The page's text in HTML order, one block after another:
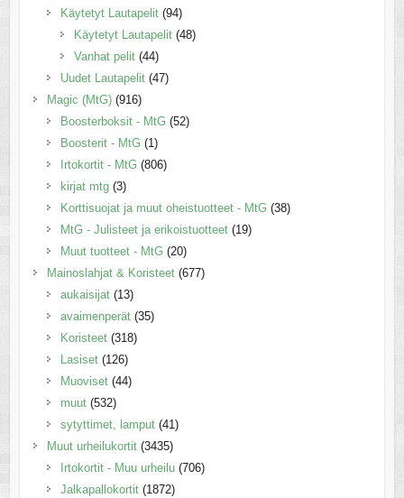
Käytetyt Lautapelit (94)
Käytetyt Lautapelit (48)
Vanhat pelit (44)
Uudet Lautapelit (47)
Magic (MtG) (916)
Boosterboksit - MtG (52)
Boosterit - MtG (1)
Irtokortit - MtG (806)
kirjat mtg (3)
Korttisuojat ja muut oheistuotteet - MtG (38)
MtG - Julisteet ja erikoistuotteet (19)
Muut tuotteet - MtG (20)
Mainoslahjat & Koristeet (677)
aukaisijat (13)
avaimenperät (35)
Koristeet (318)
Lasiset (126)
Muoviset (44)
muut (532)
sytyttimet, lamput (41)
Muut urheilukortit (3435)
Irtokortit - Muu urheilu (706)
Jalkapallokortit (1872)